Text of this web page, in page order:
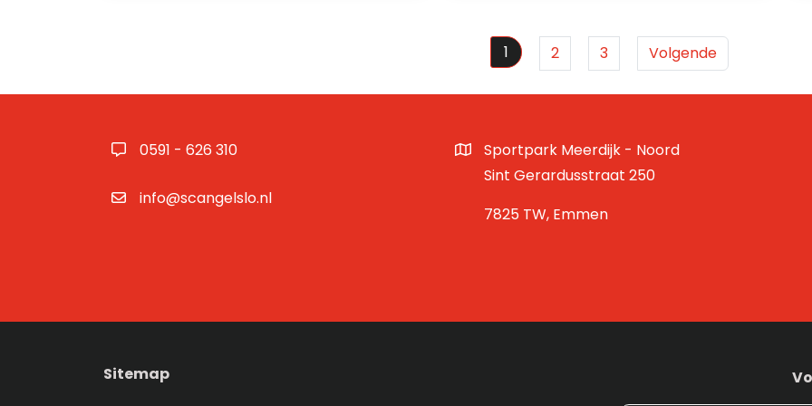
1 2 3 Volgende
0591 - 626 310
info@scangelslo.nl
Sportpark Meerdijk - Noord
Sint Gerardusstraat 250
7825 TW, Emmen
Sitemap